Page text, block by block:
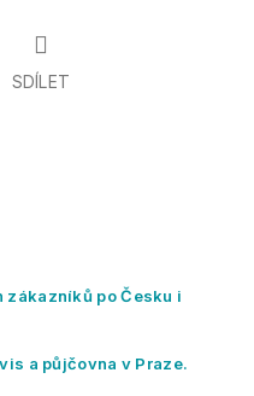
SDÍLET
po Česku i
a půjčovna v Praze.